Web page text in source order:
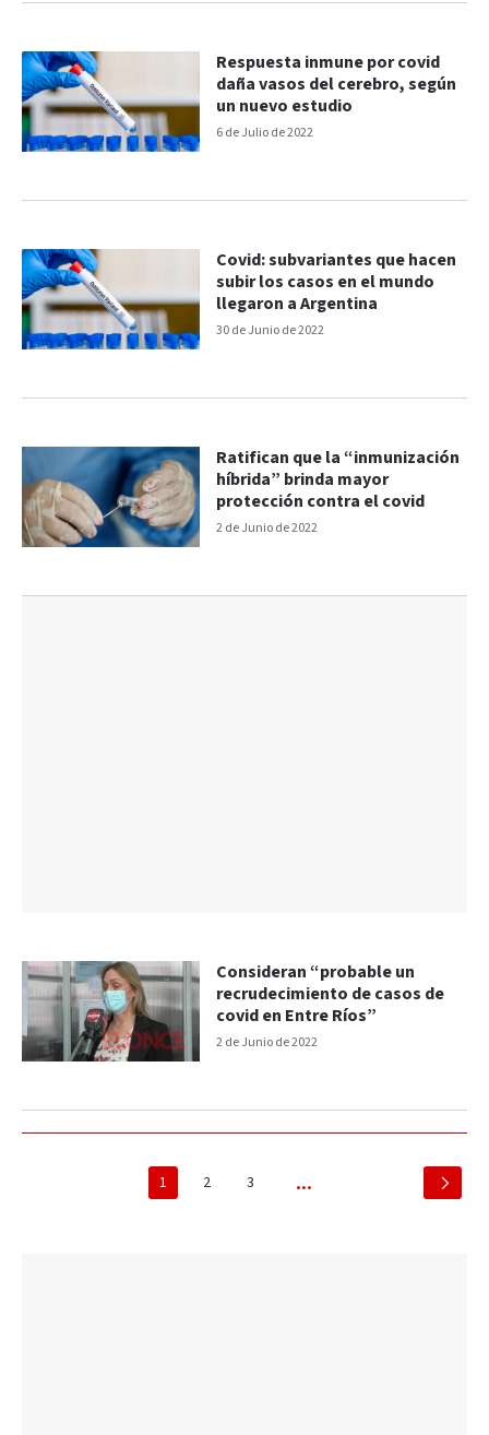
6 de Julio de 2022
Respuesta inmune por covid
daña vasos del cerebro, según
un nuevo estudio
30 de Junio de 2022
Covid: subvariantes que hacen
subir los casos en el mundo
llegaron a Argentina
2 de Junio de 2022
Ratifican que la “inmunización
híbrida” brinda mayor
protección contra el covid
2 de Junio de 2022
Consideran “probable un
recrudecimiento de casos de
covid en Entre Ríos”
1 2 3